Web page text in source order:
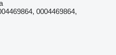
0004469864,